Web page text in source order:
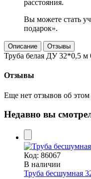
расстояния.
Вы можете стать
подарок».
Описание Отзывы
Труба белая ДУ 32*0,5
Отзывы
Еще нет отзывов об этом
Недавно вы
Код: 86067
В наличии
Труба бесшумная